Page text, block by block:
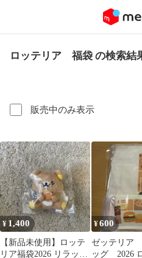
ロッテリア 福袋 の検索結
販売中のみ表示
¥ 1,400
【新品未使用】ロッテ
リア福袋2026 リラック
¥600
ゼッテリア
ッグ 2026